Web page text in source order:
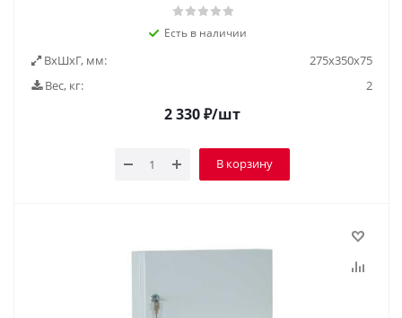
Есть в наличии
ВxШxГ, мм:
275x350x75
Вес, кг:
2
2 330₽/шт
В корзину